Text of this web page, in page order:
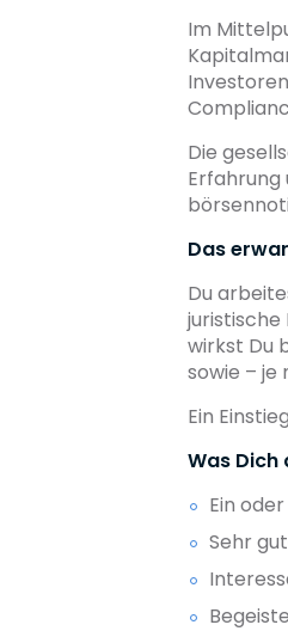
Im
Die
Erfahrung
Das
Du
wirkst Du
sowie – je
Ein
Was Dich
Ein
Sehr